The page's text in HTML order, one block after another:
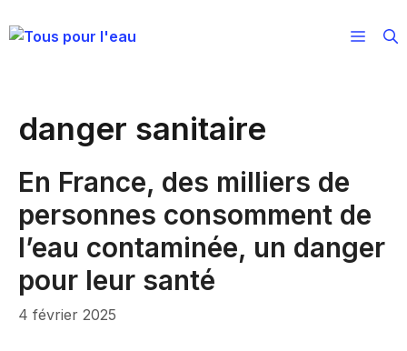
au
Menu
danger sanitaire
En France, des milliers de
personnes consomment de
l’eau contaminée, un danger
pour leur santé
4 février 2025